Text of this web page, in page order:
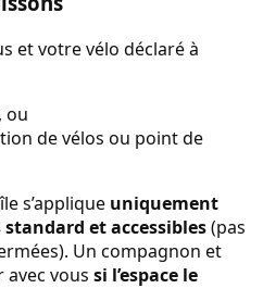
et votre vélo déclaré à
ou
de vélos ou point de
s’applique uniquement
et accessibles(pas
Un compagnon et
avec vous si l’espace le